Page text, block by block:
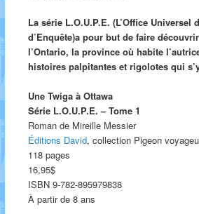
La série L.O.U.P.E. (L’Office Universel
d’Enquête)a pour but de faire
l’Ontario, la province où habite
histoires palpitantes et rigolotes qui
Une Twiga à Ottawa
Série L.O.U.P.E. – Tome 1
Roman de Mireille Messier
Éditions David, collection Pigeon
118 pages
16,95$
ISBN 9-782-895979838
À partir de 8 ans